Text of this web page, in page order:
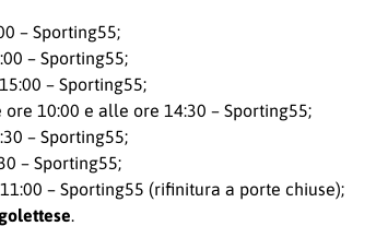
– Sporting55;
– Sporting55;
– Sporting55;
10:00 e alle ore 14:30 – Sporting55;
– Sporting55;
– Sporting55;
– Sporting55 (rifinitura a porte chiuse);
.